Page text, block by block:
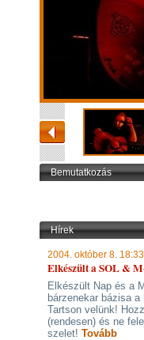
Bemutatkozás
Hírek
2004. október 8. 18:33
Elkészült a SOL &
Elkészült Nap és a
bárzenekar bázisa
Tartson velünk!
(rendesen) és ne
szelet! Tovább